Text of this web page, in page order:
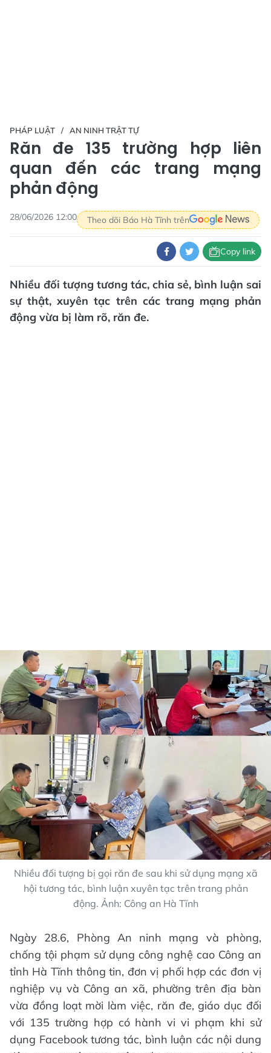
PHÁP LUẬT AN NINH TRẬT TỰ
Răn đe 135 trường hợp liên
quan đến các trang mạng
phản động
28/06/2026 12:00 Theo dõi Báo Hà Tĩnh trên
Copy link
Nhiều đối tượng tương tác, chia sẻ, bình luận sai
sự thật, xuyên tạc trên các trang mạng phản
động vừa bị làm rõ, răn đe.
Nhiều đối tượng bị gọi răn đe sau khi sử dụng mạng xã
hội tương tác, bình luận xuyên tạc trên trang phản
động. Ảnh: Công an Hà Tĩnh
Ngày 28.6, Phòng An ninh mạng và phòng,
chống tội phạm sử dụng công nghệ cao Công an
tỉnh Hà Tĩnh thông tin, đơn vị phối hợp các đơn vị
nghiệp vụ và Công an xã, phường trên địa bàn
vừa đồng loạt mời làm việc, răn đe, giáo dục đối
với 135 trường hợp có hành vi vi phạm khi sử
dụng Facebook tương tác, bình luận các nội dung